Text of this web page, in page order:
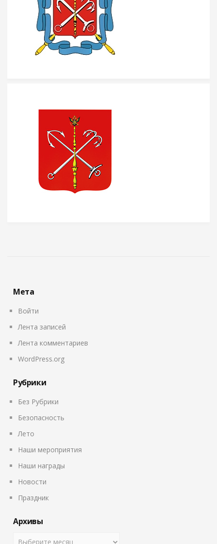
Мета
Войти
Лента записей
Лента комментариев
WordPress.org
Рубрики
Без Рубрики
Безопасность
Лето
Наши мероприятия
Наши награды
Новости
Праздник
Архивы